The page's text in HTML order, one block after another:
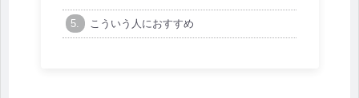
こういう人におすすめ